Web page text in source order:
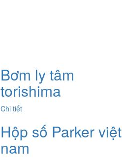
Bơm ly tâm
torishima
Chi tiết
Hộp số Parker việt
nam